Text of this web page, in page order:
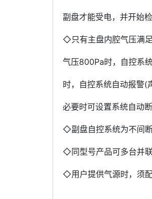
副盘才能受电，并开始
◇只有主盘内腔气压满
气压800Pa时，自控系
时，自控系统自动报警(
必要时可设置系统自动
◇副盘自控系统为不间
◇同型号产品可多台并
◇用户提供气源时，须